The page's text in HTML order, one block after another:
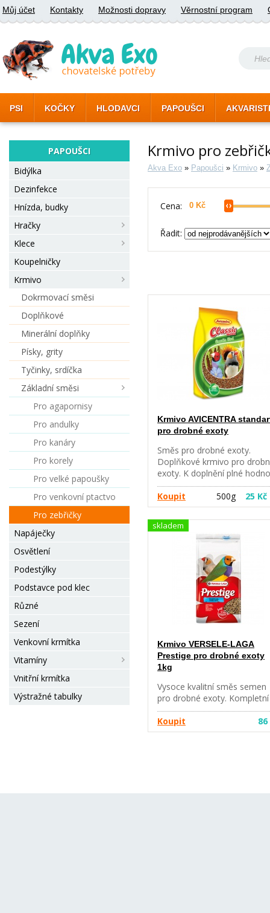
Můj účet Kontakty Možnosti dopravy Věrnostní program
PSI KOČKY HLODAVCI PAPOUŠCI
PAPOUŠCI
Bidýlka
Dezinfekce
Hnízda, budky
Hračky
Klece
Koupelničky
Krmivo
Dokrmovací směsi
Doplňkové
Minerální doplňky
Písky, grity
Tyčinky, srdíčka
Základní směsi
Pro agapornisy
Pro andulky
Pro kanáry
Pro korely
Pro velké papoušky
Pro venkovní ptactvo
Pro zebřičky
Napáječky
Osvětlení
Podestýlky
Podstavce pod klec
Různé
Sezení
Venkovní krmítka
Vitamíny
Vnitřní krmítka
Výstražné tabulky
Krmivo pro
Akva Exo » Papoušci » Krmivo »
Cena:
Řadit:
Krmivo AVICENTRA
pro drobné exoty
Směs pro drobné exoty.
Doplňkové krmivo pro
exoty. K doplnění plné
krmiva podávejte čerstvé
ovoce, zelené krmivo aj. a
zajistěte dostatek pitné
Krmný návod: podávejte
přiměřené množství. Složení:
proso seté (zelené, žluté,
červené), lesknice, oves setý
(loupaný), len.
Koupit 500g 25 Kč
skladem
Krmivo VERSELE-LAGA
Prestige pro drobné exoty
1kg
Vysoce kvalitní směs semen
pro drobné exoty. Kompletní
krmivo pro exoty. Krmný
návod: krmte dle potřeby.
Složení: semena, obiloviny.
Koupit 86